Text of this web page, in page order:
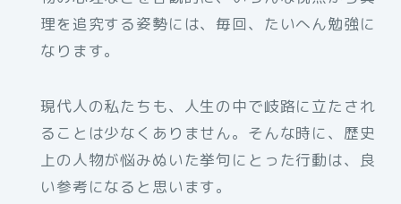
理を追究する姿勢には、毎回、たいへん勉強に
なります。
現代人の私たちも、人生の中で岐路に立たされ
ることは少なくありません。そんな時に、歴史
上の人物が悩みぬいた挙句にとった行動は、良
い参考になると思います。